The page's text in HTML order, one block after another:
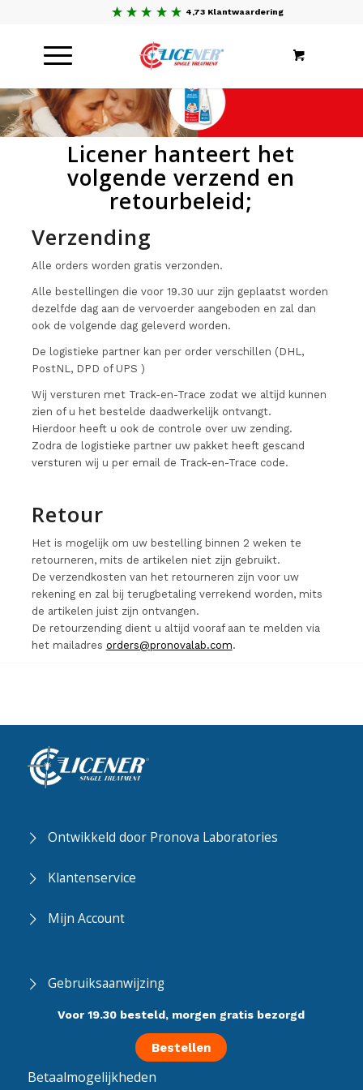
4,73 Klantwaardering
Licener hanteert het
volgende verzend en
retourbeleid;
Verzending
Alle orders worden gratis verzonden.
Alle bestellingen die voor 19.30 uur zijn geplaatst worden
dezelfde dag aan de vervoerder aangeboden en zal dan
ook de volgende dag geleverd worden.
De logistieke partner kan per order verschillen (DHL,
PostNL, DPD of UPS )
Wij versturen met Track-en-Trace zodat we altijd kunnen
zien of u het bestelde daadwerkelijk ontvangt.
Hierdoor heeft u ook de controle over uw zending.
Zodra de logistieke partner uw pakket heeft gescand
versturen wij u per email de Track-en-Trace code.
Retour
Het is mogelijk om uw bestelling binnen 2 weken te
retourneren, mits de artikelen niet zijn gebruikt.
De verzendkosten van het retourneren zijn voor uw
rekening en zal bij terugbetaling verrekend worden, mits
de artikelen juist zijn ontvangen.
De retourzending dient u altijd vooraf aan te melden via
het mailadres orders@pronovalab.com.
Ontwikkeld door Pronova Laboratories
Klantenservice
Mijn Account
Gebruiksaanwijzing
Voor 19.30 besteld, morgen gratis bezorgd
Bestellen
Betaalmogelijkheden